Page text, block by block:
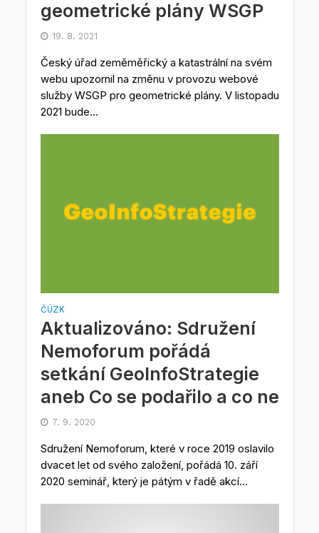
geometrické plány WSGP
19. 8. 2021
Český úřad zeměměřický a katastrální na svém
webu upozornil na změnu v provozu webové
služby WSGP pro geometrické plány. V listopadu
2021 bude...
ČÚZK
Aktualizováno: Sdružení
Nemoforum pořádá
setkání GeoInfoStrategie
aneb Co se podařilo a co ne
7. 9. 2020
Sdružení Nemoforum, které v roce 2019 oslavilo
dvacet let od svého založení, pořádá 10. září
2020 seminář, který je pátým v řadě akcí...